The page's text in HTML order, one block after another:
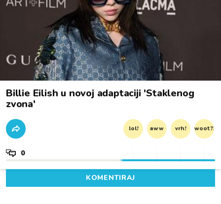
Billie Eilish u novoj adaptaciji 'Staklenog
zvona'
lol! aww vrh! woot?!
0
KOMENTIRAJ